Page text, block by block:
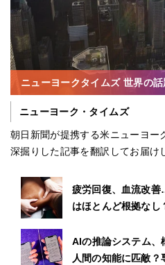
ニューヨークタイムズ 世界の話
ニューヨーク・タイムズ
朝日新聞が提携する米ニューヨー
深掘りした記事を翻訳してお届け
疲労回復、血流改
はほとんど根拠なし
AIの推論システム、
人間の知能に匹敵